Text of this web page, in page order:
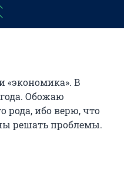
«экономика». В
Обожаю
рода, ибо верю, что
решать проблемы.